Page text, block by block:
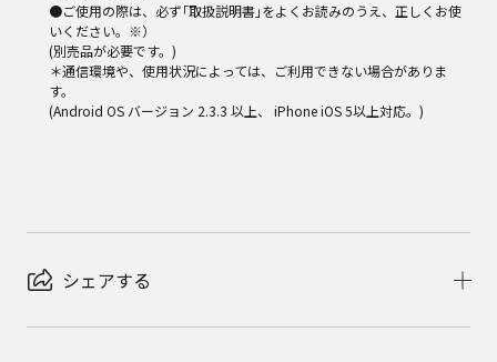
●ご使用の際は、必ず｢取扱説明書｣をよくお読みのうえ、正しくお使
いください。※）
(別売品が必要です。)
＊通信環境や、使用状況によっては、ご利用できない場合がありま
す。
(Android OS バージョン 2.3.3 以上、 iPhone iOS 5以上対応。)
シェアする